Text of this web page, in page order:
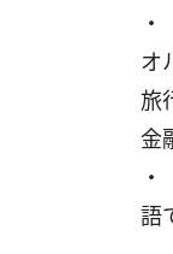
オ
旅
金
語